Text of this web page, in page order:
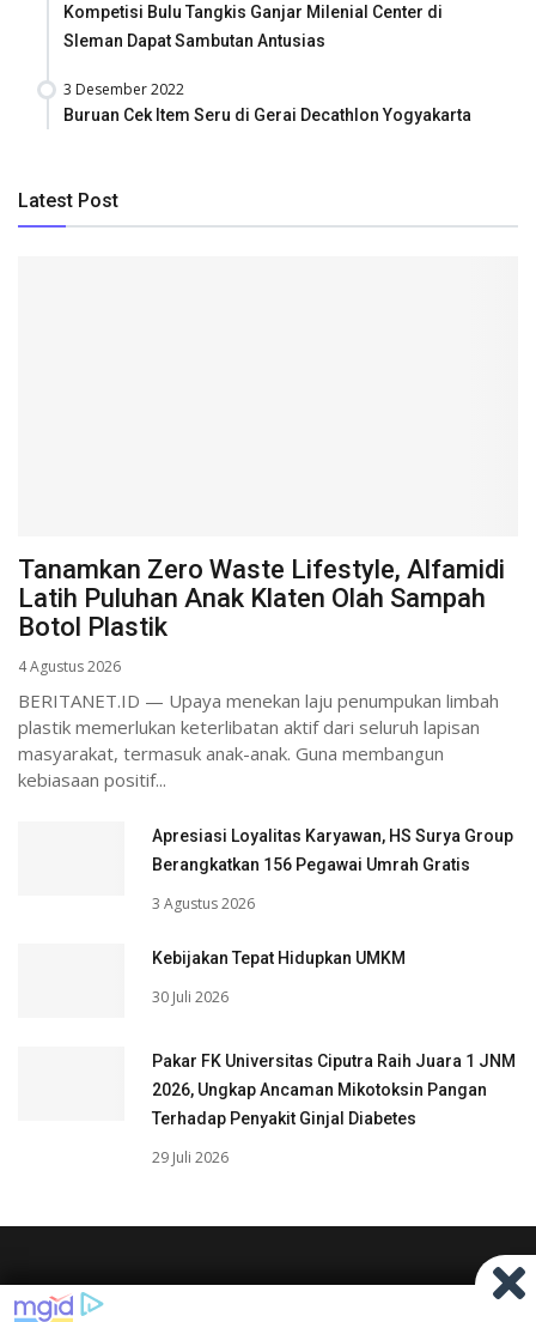
Kompetisi Bulu Tangkis Ganjar Milenial Center di
Sleman Dapat Sambutan Antusias
3 Desember 2022
Buruan Cek Item Seru di Gerai Decathlon Yogyakarta
Latest Post
Tanamkan Zero Waste Lifestyle, Alfamidi
Latih Puluhan Anak Klaten Olah Sampah
Botol Plastik
4 Agustus 2026
BERITANET.ID — Upaya menekan laju penumpukan limbah
plastik memerlukan keterlibatan aktif dari seluruh lapisan
masyarakat, termasuk anak-anak. Guna membangun
kebiasaan positif...
Apresiasi Loyalitas Karyawan, HS Surya Group
Berangkatkan 156 Pegawai Umrah Gratis
3 Agustus 2026
Kebijakan Tepat Hidupkan UMKM
30 Juli 2026
Pakar FK Universitas Ciputra Raih Juara 1 JNM
2026, Ungkap Ancaman Mikotoksin Pangan
Terhadap Penyakit Ginjal Diabetes
29 Juli 2026
STAY UPDATE !